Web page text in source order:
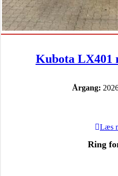
Kubota LX401
Årgang:
Læs
Ring